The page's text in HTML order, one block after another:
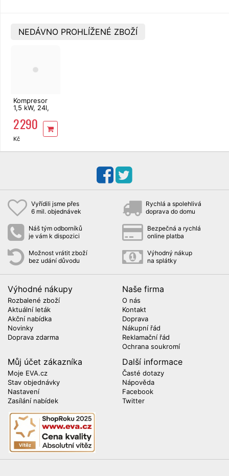
NEDÁVNO PROHLÍŽENÉ ZBOŽÍ
Kompresor
1,5 kW, 24l,
FL2024-08
2 290
Kč
Vyřídili jsme přes
6 mil. objednávek
Rychlá a spolehlivá
doprava do domu
Náš tým odborníků
je vám k dispozici
Bezpečná a rychlá
online platba
Možnost vrátit zboží
bez udání důvodu
Výhodný nákup
na splátky
Výhodné nákupy
Rozbalené zboží
Aktuální leták
Akční nabídka
Novinky
Doprava zdarma
Naše firma
O nás
Kontakt
Doprava
Nákupní řád
Reklamační řád
Ochrana soukromí
Můj účet zákazníka
Moje EVA.cz
Stav objednávky
Nastavení
Zasílání nabídek
Další informace
Časté dotazy
Nápověda
Facebook
Twitter